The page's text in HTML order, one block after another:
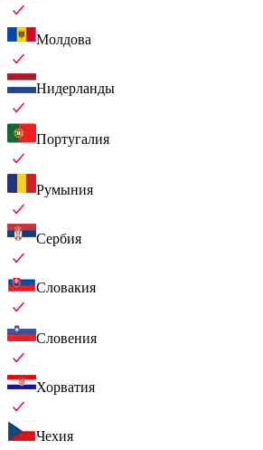
Молдова
Нидерланды
Португалия
Румыния
Сербия
Словакия
Словения
Хорватия
Чехия